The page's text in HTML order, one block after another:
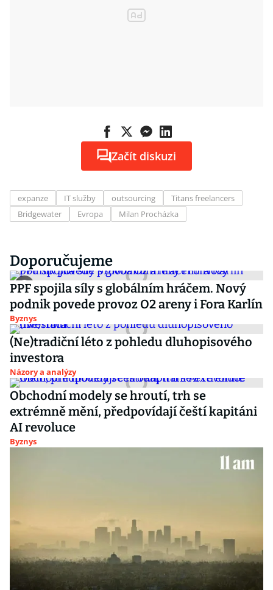
Začít diskuzi
expanze IT služby outsourcing
Titans freelancers
Bridgewater
Evropa Milan Procházka
Doporučujeme
PPF spojila síly s globálním hráčem. Nový
podnik povede provoz O2 areny i Fora Karlín
Byznys
(Ne)tradiční léto z pohledu dluhopisového
investora
Názory a analýzy
Obchodní modely se hroutí, trh se
extrémně mění, předpovídají čeští kapitáni
AI revoluce
Byznys